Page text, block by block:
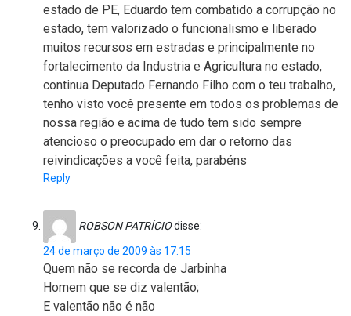
estado de PE, Eduardo tem combatido a corrupção no
estado, tem valorizado o funcionalismo e liberado
muitos recursos em estradas e principalmente no
fortalecimento da Industria e Agricultura no estado,
continua Deputado Fernando Filho com o teu trabalho,
tenho visto você presente em todos os problemas de
nossa região e acima de tudo tem sido sempre
atencioso o preocupado em dar o retorno das
reivindicações a você feita, parabéns
Reply
ROBSON PATRÍCIOdisse:
24 de março de 2009 às 17:15
Quem não se recorda de Jarbinha
Homem que se diz valentão;
E valentão não é não